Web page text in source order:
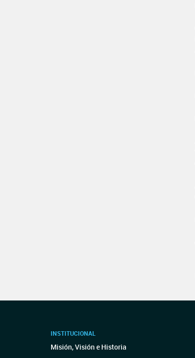
INSTITUCIONAL
Misión, Visión e Historia